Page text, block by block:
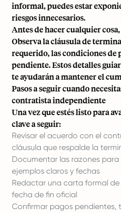
informal, puedes estar
riesgos innecesarios.
Antes de hacer cualquier
Observa la cláusula de
requerido, las condiciones de
pendiente. Estos detalles
te ayudarán a mantener el
Pasos a seguir cuando
contratista independiente
Una vez que estés listo para
clave a seguir:
Revisar el acuerdo con el
cláusula que respalde la
Documentar las razones
ejemplos claros y fechas
Redactar una carta formal
fecha de fin oficial
Confirmar pagos pendientes,